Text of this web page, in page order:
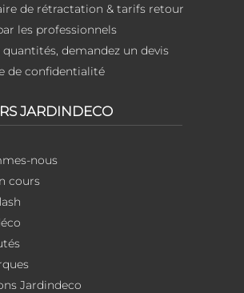
de rétractation & tarifs retour
les professionnels
quantités, demandez un devis
de confidentialité
JARDINDECO
nous
cours
Jardindeco